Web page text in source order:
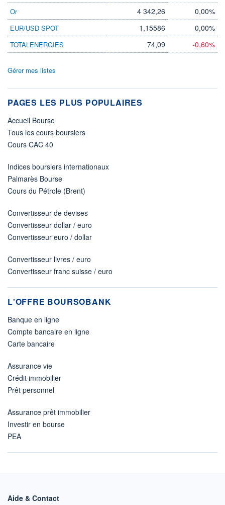
Or 4 342,26 0,00%
EUR/USD SPOT 1,15586 0,00%
TOTALENERGIES 74,09 -0,60%
Gérer mes listes
PAGES LES PLUS POPULAIRES
Accueil Bourse
Tous les cours boursiers
Cours CAC 40
Indices boursiers internationaux
Palmarès Bourse
Cours du Pétrole (Brent)
Convertisseur de devises
Convertisseur dollar / euro
Convertisseur euro / dollar
Convertisseur livres / euro
Convertisseur franc suisse / euro
L'OFFRE BOURSOBANK
Banque en ligne
Compte bancaire en ligne
Carte bancaire
Assurance vie
Crédit immobilier
Prêt personnel
Assurance prêt immobilier
Investir en bourse
PEA
Aide & Contact